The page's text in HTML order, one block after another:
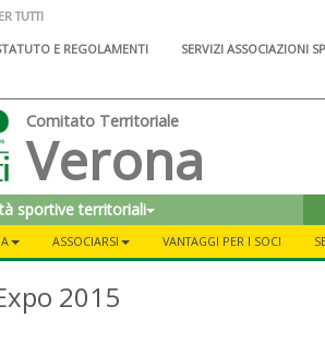
TUTTI
E REGOLAMENTI SERVIZI ASSOCIAZIONI
Comitato Territoriale
Verona
sportive territoriali
ASSOCIARSI VANTAGGI PER I SOCI
2015